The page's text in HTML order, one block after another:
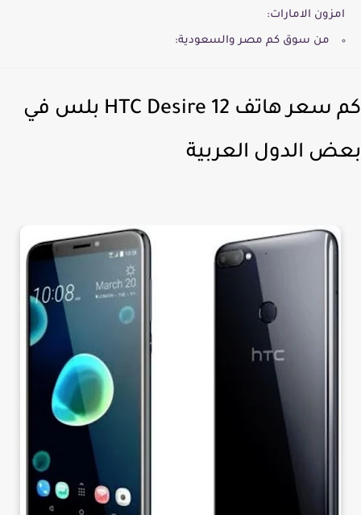
امزون الامارات:
من سوق كم مصر والسعودية:
كم سعر هاتف HTC Desire 12 بلس في
الدول العربية